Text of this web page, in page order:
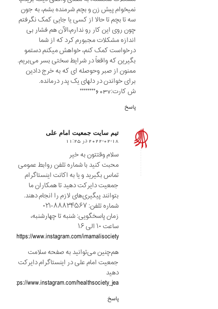
نمیخوام پیش زن و بچم شرمنده بشم، به جون
سه تا بچم تا حالا از کسی یا جایی کمک نگرفتم
چون روی این کار رو ندارم،الآن هم فشار بی
اندازه مشکلات مجبورم کرد که از شما
درخواست کمک کنم، خواهش میکنم دستمو
بگیرین که واقعاً در شرایط سختی بسر می‌بریم.
ممنون از صبر وحوصله ای که به خرج دادین
برای خواندن در دلهای یک پدر درمانده.
ش کارت:6037********
پاسخ
تیم سایت جمعیت امام علی
says:
2022-02-18 در 11:25
سلام وقتتون به خیر
محبت کنید با شماره تلفن روابط عمومی
تماس بگیرید و یا به اکانت اینستاگرام
جمعیت دایرکت دهید تا همکاران ما
بتوانند پیگیری‌های لازم را انجام دهند.
شماره تلفن: ۸۸۸۳۴۵۶۷-۰۲۱
زمان پاسخگویی: شنبه تا چهارشنبه،
ساعت ۱۰ الی ۱۶
https://www.instagram.com/imamalisociety
هم‌چنین می‌توانید به صفحه سلامت
جمعیت امام علی در اینستاگرام دایرکت
دهید
https://www.instagram.com/healthsociety_jea
پاسخ